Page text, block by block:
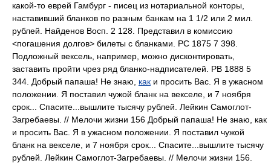
какой-то еврей Гамбург - писец из нотариальной конторы,
наставивший бланков по разным банкам на 1 1/2 или 2 мил.
рублей. Найденов Восп. 2 128. Представил в комиссию
<погашения долгов> билеты с бланками. РС 1875 7 398.
Подложный вексель, например, можно дисконтировать,
заставить пройти чрез ряд бланко-надписателей. РВ 1888 5
344. Добрый папаша! Не знаю, как и просить Вас. Я в ужасном
положении. Я поставил чужой бланк на векселе, и 7 ноября
срок... Спасите...вышлите тысячу рублей. Лейкин Самоглот-
Загребаевы. // Мелочи жизни 156 Добрый папаша! Не знаю, как
и просить Вас. Я в ужасном положении. Я поставил чужой
бланк на векселе, и 7 ноября срок... Спасите...вышлите тысячу
рублей. Лейкин Самоглот-Загребаевы. // Мелочи жизни 156.